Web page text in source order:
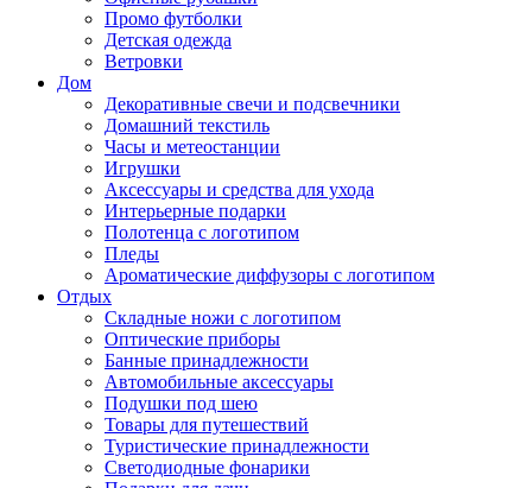
Промо футболки
Детская одежда
Ветровки
Дом
Декоративные свечи и подсвечники
Домашний текстиль
Часы и метеостанции
Игрушки
Аксессуары и средства для ухода
Интерьерные подарки
Полотенца с логотипом
Пледы
Ароматические диффузоры с логотипом
Отдых
Складные ножи с логотипом
Оптические приборы
Банные принадлежности
Автомобильные аксессуары
Подушки под шею
Товары для путешествий
Туристические принадлежности
Светодиодные фонарики